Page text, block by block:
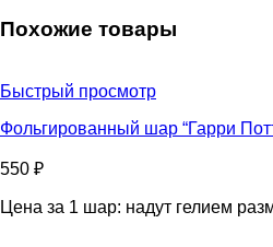
Похожие товары
Быстрый просмотр
Фольгированный шар “Гарри
550 ₽
Цена за 1 шар: надут гелием